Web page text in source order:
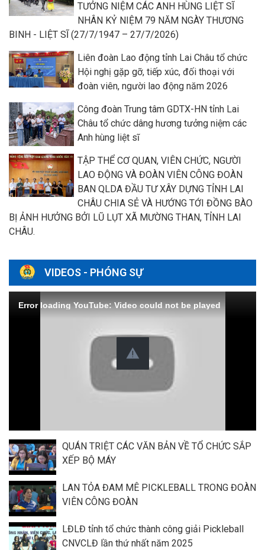
TƯỞNG NIỆM CÁC ANH HÙNG LIỆT SĨ
NHÂN KỶ NIỆM 79 NĂM NGÀY THƯƠNG
BINH - LIỆT SĨ (27/7/1947 – 27/7/2026)
Liên đoàn Lao động tỉnh Lai Châu tổ chức
Hội nghị gặp gỡ, tiếp xúc, đối thoại với
đoàn viên, người lao động năm 2026
Công đoàn Trung tâm GDTX-HN tỉnh Lai
Châu tổ chức dâng hương tưởng niệm các
Anh hùng liệt sĩ
TẬP THỂ CƠ QUAN, VIÊN CHỨC, NGƯỜI
LAO ĐỘNG VÀ ĐOÀN VIÊN CÔNG ĐOÀN
BAN QLDA ĐẦU TƯ XÂY DỰNG TỈNH LAI
CHÂU CHIA SẺ VÀ HƯỚNG TỚI ĐỒNG BÀO
BỊ ẢNH HƯỞNG BỞI LŨ LỤT XÃ MƯỜNG THAN, TỈNH LAI
CHÂU.
VIDEOS - PHÓNG SỰ
Error loading YouTube: Video could not be played
QUÁN TRIỆT CÁC VĂN BẢN VỀ TỔ CHỨC SẮP
XẾP BỘ MÁY
LAN TỎA ĐAM MÊ PICKLEBALL TRONG ĐOÀN
VIÊN CÔNG ĐOÀN
LĐLĐ tỉnh tổ chức thành công giải Pickleball
CNVCLĐ lần thứ nhất năm 2025